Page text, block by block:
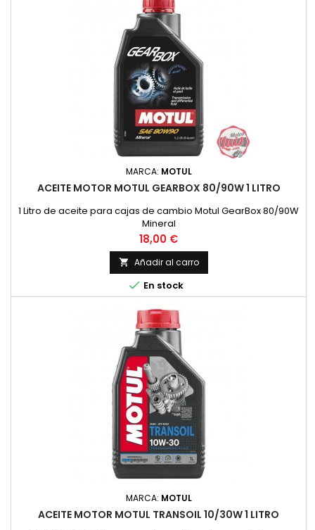
MARCA: MOTUL
ACEITE MOTOR MOTUL GEARBOX 80/90W 1 LITRO
1 Litro de aceite para cajas de cambio Motul GearBox 80/90W
Mineral
Precio
18,00 €
 Añadir al carro
 En stock
MARCA: MOTUL
ACEITE MOTOR MOTUL TRANSOIL 10/30W 1 LITRO